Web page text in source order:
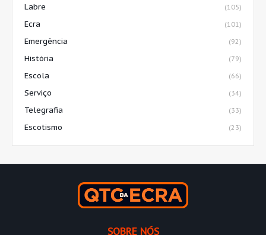
Labre (105)
Ecra (101)
Emergência (92)
História (79)
Escola (66)
Serviço (34)
Telegrafia (33)
Escotismo (23)
SOBRE NÓS